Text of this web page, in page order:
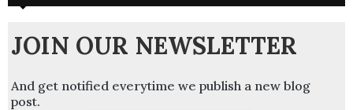
JOIN OUR NEWSLETTER
And get notified everytime we publish a new blog
post.